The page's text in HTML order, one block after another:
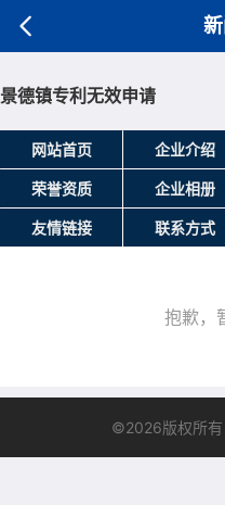
景德镇专利无效申请
网站首页 企业介绍
荣誉资质 企业相册
友情链接 联系方式
抱歉，
©2026版权所有